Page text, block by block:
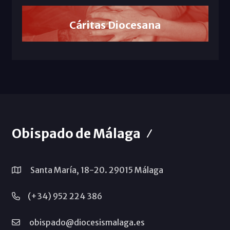
Cáritas Diocesana
Obispado de Málaga
Santa María, 18-20. 29015 Málaga
(+34) 952 224 386
obispado@diocesismalaga.es